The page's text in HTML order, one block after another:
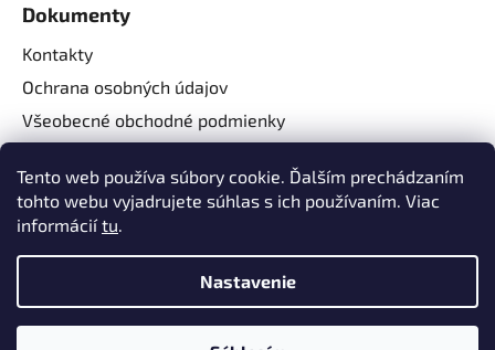
Tento web používa súbory cookie. Ďalším prechádzaním
tohto webu vyjadrujete súhlas s ich používaním. Viac
informáciítu.
Nastavenie
Dokumenty
Kontakty
Ochrana osobných údajov
Všeobecné obchodné podmienky
Reklamačný formulár
Odstúpenie od zmluvy